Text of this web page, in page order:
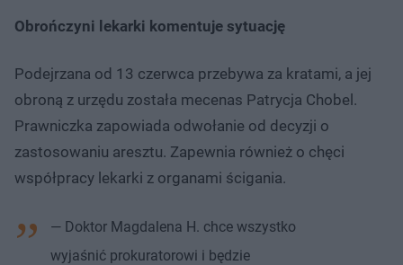
Obrończyni lekarki komentuje sytuację
Podejrzana od 13 czerwca przebywa za kratami, a jej
obroną z urzędu została mecenas Patrycja Chobel.
Prawniczka zapowiada odwołanie od decyzji o
zastosowaniu aresztu. Zapewnia również o chęci
współpracy lekarki z organami ścigania.
— Doktor Magdalena H. chce wszystko
wyjaśnić prokuratorowi i będzie